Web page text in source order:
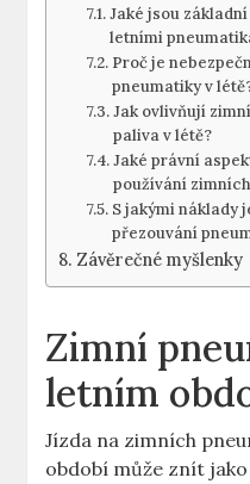
Jaké jsou
letními
Proč je
pneumatiky v
Jak ovlivňují
paliva v létě?
Jaké právní
používání
S jakými náklady
přezouvání
Závěrečné myšlenky
Zimní
letním
Jízda na zimních
období může znít